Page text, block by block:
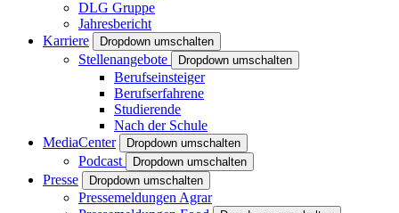
DLG Gruppe
Jahresbericht
Karriere
Dropdown umschalten
Stellenangebote Dropdown umschalten
Berufseinsteiger
Berufserfahrene
Studierende
Nach der Schule
MediaCenter
Dropdown umschalten
Podcast Dropdown umschalten
Presse Dropdown umschalten
Pressemeldungen Agrar